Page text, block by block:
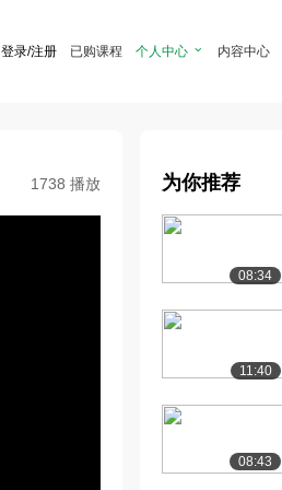
登录/注册 已购课程 个人中心  内容中心
1738 播放 为你推荐
08:34
11:40
08:43